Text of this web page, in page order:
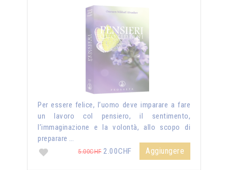
Per essere felice, l’uomo deve imparare a fare
un lavoro col pensiero, il sentimento,
l’immaginazione e la volontà, allo scopo di
preparare …
5.00CHF2.00CHF Aggiungere